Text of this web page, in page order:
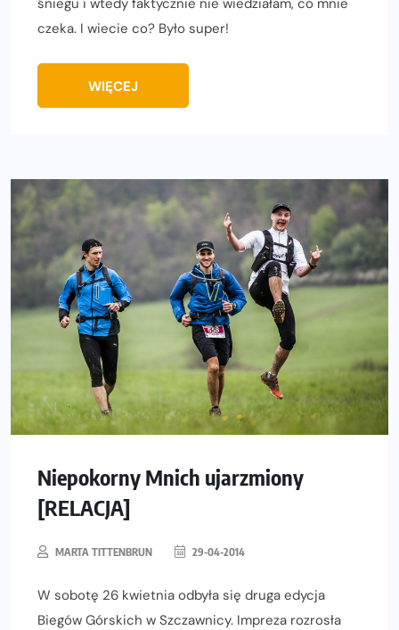
śniegu i wtedy faktycznie nie wiedziałam, co mnie
czeka. I wiecie co? Było super!
WIĘCEJ
Niepokorny Mnich ujarzmiony
[RELACJA]
MARTA TITTENBRUN 29-04-2014
W sobotę 26 kwietnia odbyła się druga edycja
Biegów Górskich w Szczawnicy. Impreza rozrosła